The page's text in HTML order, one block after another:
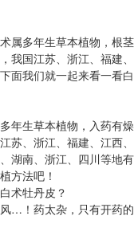
属多年生草本植物，根茎
我国江苏、浙江、福建、
面我们就一起来看一看白
年生草本植物，入药有燥
苏、浙江、福建、江西、
湖南、浙江、四川等地有
方法吧！
术牡丹皮？
…！药太杂，只有开药的